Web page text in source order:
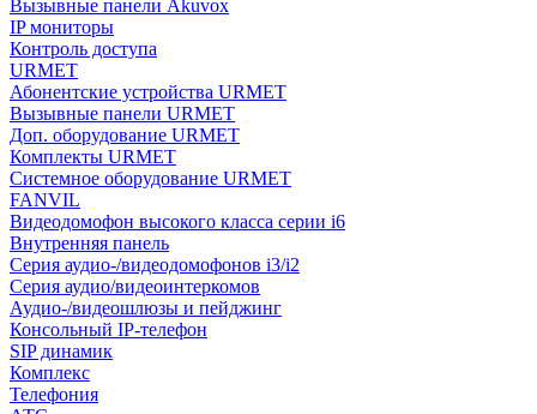
Вызывные панели Akuvox
IP мониторы
Контроль доступа
URMET
Абонентские устройства URMET
Вызывные панели URMET
Доп. оборудование URMET
Комплекты URMET
Системное оборудование URMET
FANVIL
Видеодомофон высокого класса серии i6
Внутренняя панель
Серия аудио-/видеодомофонов i3/i2
Серия аудио/видеоинтеркомов
Аудио-/видеошлюзы и пейджинг
Консольный IP-телефон
SIP динамик
Комплекс
Телефония